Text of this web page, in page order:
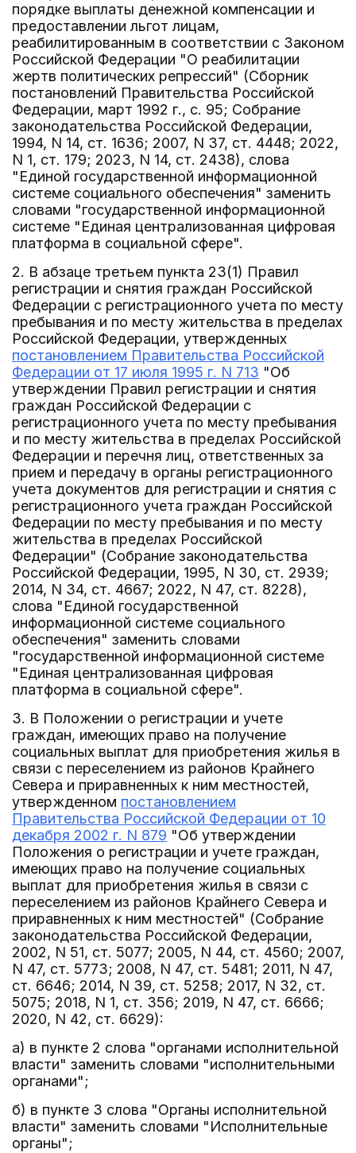
порядке выплаты денежной компенсации и
предоставлении льгот лицам,
реабилитированным в соответствии с Законом
Российской Федерации "О реабилитации
жертв политических репрессий" (Сборник
постановлений Правительства Российской
Федерации, март 1992 г., с. 95; Собрание
законодательства Российской Федерации,
1994, N 14, ст. 1636; 2007, N 37, ст. 4448; 2022,
N 1, ст. 179; 2023, N 14, ст. 2438), слова
"Единой государственной информационной
системе социального обеспечения" заменить
словами "государственной информационной
системе "Единая централизованная цифровая
платформа в социальной сфере".
2. В абзаце третьем пункта 23(1) Правил
регистрации и снятия граждан Российской
Федерации с регистрационного учета по месту
пребывания и по месту жительства в пределах
Российской Федерации, утвержденных
постановлением Правительства Российской
Федерации от 17 июля 1995 г. N 713 "Об
утверждении Правил регистрации и снятия
граждан Российской Федерации с
регистрационного учета по месту пребывания
и по месту жительства в пределах Российской
Федерации и перечня лиц, ответственных за
прием и передачу в органы регистрационного
учета документов для регистрации и снятия с
регистрационного учета граждан Российской
Федерации по месту пребывания и по месту
жительства в пределах Российской
Федерации" (Собрание законодательства
Российской Федерации, 1995, N 30, ст. 2939;
2014, N 34, ст. 4667; 2022, N 47, ст. 8228),
слова "Единой государственной
информационной системе социального
обеспечения" заменить словами
"государственной информационной системе
"Единая централизованная цифровая
платформа в социальной сфере".
3. В Положении о регистрации и учете
граждан, имеющих право на получение
социальных выплат для приобретения жилья в
связи с переселением из районов Крайнего
Севера и приравненных к ним местностей,
утвержденном постановлением
Правительства Российской Федерации от 10
декабря 2002 г. N 879 "Об утверждении
Положения о регистрации и учете граждан,
имеющих право на получение социальных
выплат для приобретения жилья в связи с
переселением из районов Крайнего Севера и
приравненных к ним местностей" (Собрание
законодательства Российской Федерации,
2002, N 51, ст. 5077; 2005, N 44, ст. 4560; 2007,
N 47, ст. 5773; 2008, N 47, ст. 5481; 2011, N 47,
ст. 6646; 2014, N 39, ст. 5258; 2017, N 32, ст.
5075; 2018, N 1, ст. 356; 2019, N 47, ст. 6666;
2020, N 42, ст. 6629):
а) в пункте 2 слова "органами исполнительной
власти" заменить словами "исполнительными
органами";
б) в пункте 3 слова "Органы исполнительной
власти" заменить словами "Исполнительные
органы";